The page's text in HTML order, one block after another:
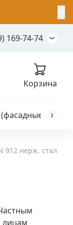
169-74-74
Корзина
нерж. сталь
лицам